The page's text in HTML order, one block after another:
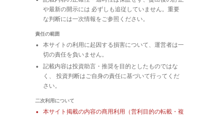
や最新の開示には 必ずしも追従していません。重要
な判断には一次情報をご参照ください。
責任の範囲
本サイトの利用に起因する損害について、運営者は一
切の責任を負いません。
記載内容は投資助言・推奨を目的としたものではな
く、 投資判断はご自身の責任に基づいて行ってくだ
さい。
二次利用について
本サイト掲載の内容の商用利用（営利目的の転載・複